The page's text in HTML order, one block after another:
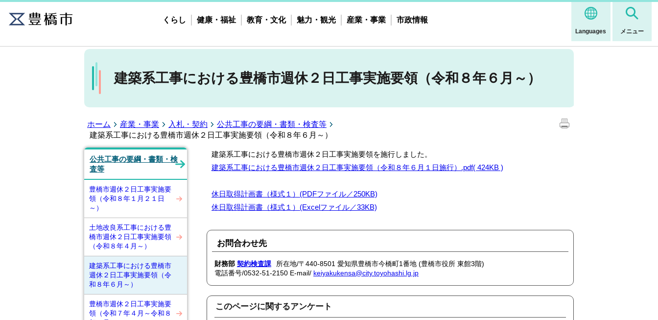
Languages メニュー
くらし 健康・福祉 教育・文化 魅力・観光 産業・事業 市政情報
建築系工事における豊橋市週休２日工事実施要領（令和８年６月～）
ホーム 産業・事業 入札・契約
公共工事の要綱・書類・検査等
建築系工事における豊橋市週休２日工事実施要領（令和８年６月～）
公共工事の要綱・書類・検
査等
豊橋市週休２日工事実施要
領（令和８年１月２１日
～）
土地改良系工事における豊
橋市週休２日工事実施要領
（令和８年４月～）
建築系工事における豊橋市
週休２日工事実施要領（令
和８年６月～）
豊橋市週休２日工事実施要
領（令和７年４月～令和８
建築系工事における豊橋市週休２日工事実施要領を施行しました。
建築系工事における豊橋市週休２日工事実施要領（令和８年６月１日施行）.pdf( 424KB )
休日取得計画書（様式１）(PDFファイル／250KB)
休日取得計画書（様式１）(Excelファイル／33KB)
お問合わせ先
財務部 契約検査課
所在地/〒440-8501 愛知県豊橋市今橋町1番地 (豊橋市役所 東館3階)
電話番号/0532-51-2150 E-mail/ keiyakukensa@city.toyohashi.lg.jp
このページに関するアンケート